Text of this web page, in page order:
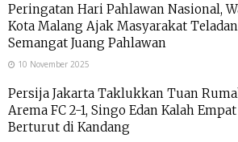
Peringatan Hari Pahlawan Nasional,
Kota Malang Ajak Masyarakat
Semangat Juang Pahlawan
10 November 2025
Persija Jakarta Taklukkan Tuan
Arema FC 2-1, Singo Edan Kalah
Berturut di Kandang